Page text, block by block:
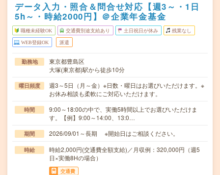
データ入力・照合＆問合せ対応【週3～・1日
5h～・時給2000円】＠企業年金基金
職種未経験OK 交通費別途支給あり 土日祝日が休み 残業なし
WEB登録OK 派遣
勤務地
東京都豊島区
大塚(東京都)駅から徒歩10分
曜日頻度
週3～5日（月～金）※日数・曜日はお選びいただけます。※
お休み相談も柔軟にご対応いただけます。
時間
9:00～18:00の中で、実働5時間以上でお選びいただけま
す。【例】9:00～14:00、13:0…
期間 2026/09/01～長期 ※開始日はご相談ください。
時給
時給2,000円(交通費全額支給)／月収例：320,000円（週5
日×実働8Hの場合）
交通費